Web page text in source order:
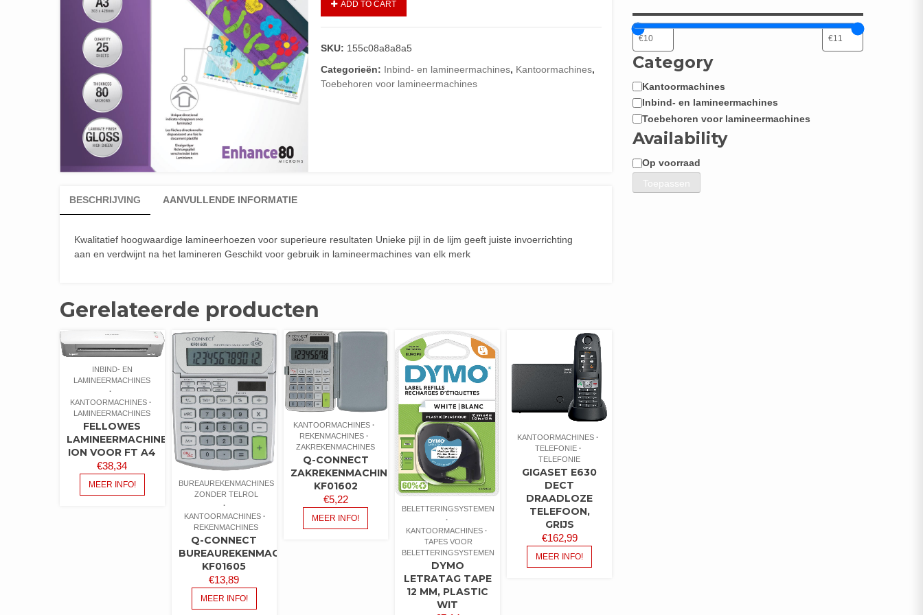
ADD TO CART
SKU: 155c08a8a8a5
Categorieën: Inbind- en lamineermachines, Kantoormachines,
Toebehoren voor lamineermachines
BESCHRIJVING AANVULLENDE INFORMATIE
Kwalitatief hoogwaardige lamineerhoezen voor superieure resultaten Unieke pijl in de lijm geeft juiste invoerrichting
aan en verdwijnt na het lamineren Geschikt voor gebruik in lamineermachines van elk merk
Gerelateerde producten
INBIND- EN
LAMINEERMACHINES
KANTOORMACHINES
LAMINEERMACHINES
FELLOWES
LAMINEERMACHINE
ION VOOR FT A4
€38,34
MEER INFO!
BUREAUREKENMACHINES
ZONDER TELROL
KANTOORMACHINES
REKENMACHINES
Q-CONNECT
BUREAUREKENMACHINE
KF01605
€13,89
MEER INFO!
KANTOORMACHINES
REKENMACHINES
ZAKREKENMACHINES
Q-CONNECT
ZAKREKENMACHINE
KF01602
€5,22
MEER INFO!
BELETTERINGSYSTEMEN
KANTOORMACHINES
TAPES VOOR
BELETTERINGSYSTEMEN
DYMO
LETRATAG TAPE
12 MM, PLASTIC
WIT
KANTOORMACHINES
TELEFONIE
TELEFONIE
GIGASET E630
DECT
DRAADLOZE
TELEFOON,
GRIJS
€162,99
MEER INFO!
Category
Categorie
Kantoormachines
Inbind- en lamineermachines
Toebehoren voor lamineermachines
Availability
Beschikbaarheid
Op voorraad
Toepassen